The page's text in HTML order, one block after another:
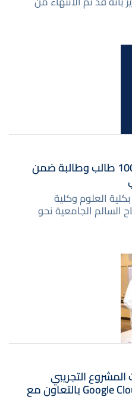
جامعة الكويت تستقبل نحو 100 طالب وطالبة ضمن
العلوم وكلية
السالم الجامعية نحو
التجريبي
لمنصة Google Cloud Gemini Enterprise بالتعاون مع